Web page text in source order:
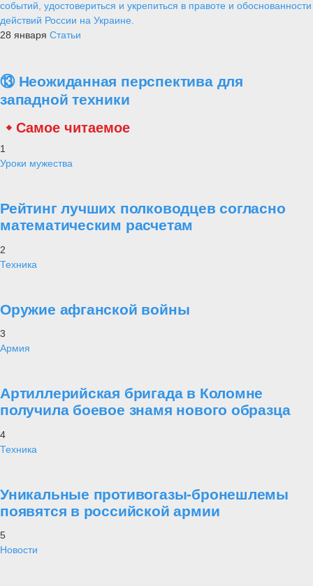
событий, удостовериться и укрепиться в правоте и обоснованности
действий России на Украине.
28 января Статьи
⑬ Неожиданная перспектива для
западной техники
Самое читаемое
1
Уроки мужества
Рейтинг лучших полководцев согласно
математическим расчетам
2
Техника
Оружие афганской войны
3
Армия
Артиллерийская бригада в Коломне
получила боевое знамя нового образца
4
Техника
Уникальные противогазы-бронешлемы
появятся в российской армии
5
Новости